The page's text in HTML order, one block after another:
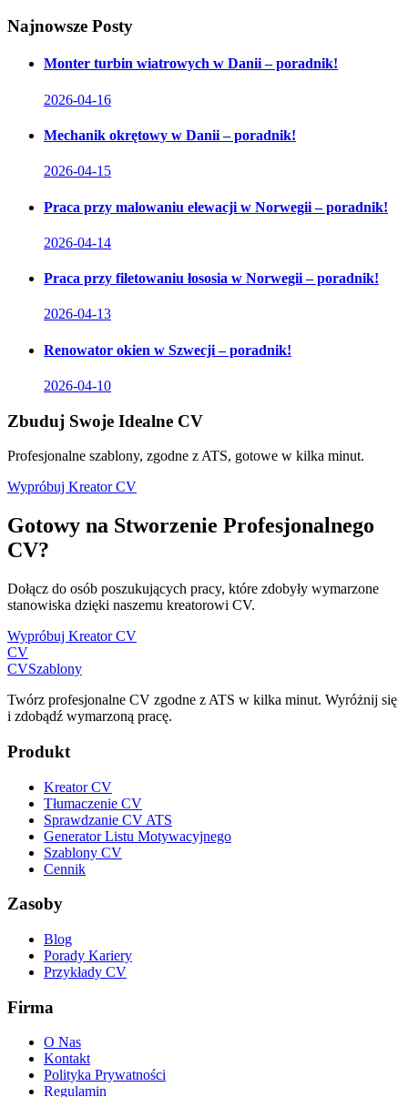
Najnowsze Posty
Monter turbin wiatrowych w Danii – poradnik!
2026-04-16
Mechanik okrętowy w Danii – poradnik!
2026-04-15
Praca przy malowaniu elewacji w Norwegii – poradnik!
2026-04-14
Praca przy filetowaniu łososia w Norwegii – poradnik!
2026-04-13
Renowator okien w Szwecji – poradnik!
2026-04-10
Zbuduj Swoje Idealne CV
Profesjonalne szablony, zgodne z ATS, gotowe w kilka minut.
Wypróbuj Kreator CV
Gotowy na Stworzenie Profesjonalnego
CV?
Dołącz do osób poszukujących pracy, które zdobyły wymarzone
stanowiska dzięki naszemu kreatorowi CV.
Wypróbuj Kreator CV
CV
CVSzablony
Twórz profesjonalne CV zgodne z ATS w kilka minut. Wyróżnij się
i zdobądź wymarzoną pracę.
Produkt
Kreator CV
Tłumaczenie CV
Sprawdzanie CV ATS
Generator Listu Motywacyjnego
Szablony CV
Cennik
Zasoby
Blog
Porady Kariery
Przykłady CV
Firma
O Nas
Kontakt
Polityka Prywatności
Regulamin